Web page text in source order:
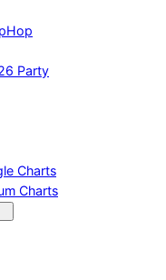
Party
Charts
Charts